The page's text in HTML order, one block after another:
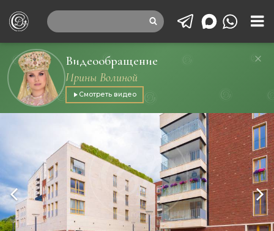
Видеообращение
Ирины Волиной
Смотреть видео